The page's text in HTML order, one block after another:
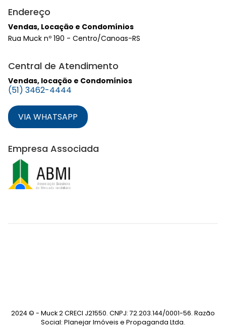
Endereço
Vendas, Locação e Condomínios
Rua Muck nº 190 - Centro/Canoas-RS
Central de Atendimento
Vendas, locação e Condomínios
(51) 3462-4444
VIA WHATSAPP
Empresa Associada
2024 © - Muck 2 CRECI J21550. CNPJ: 72.203.144/0001-56. Razão
Social: Planejar Imóveis e Propaganda Ltda.